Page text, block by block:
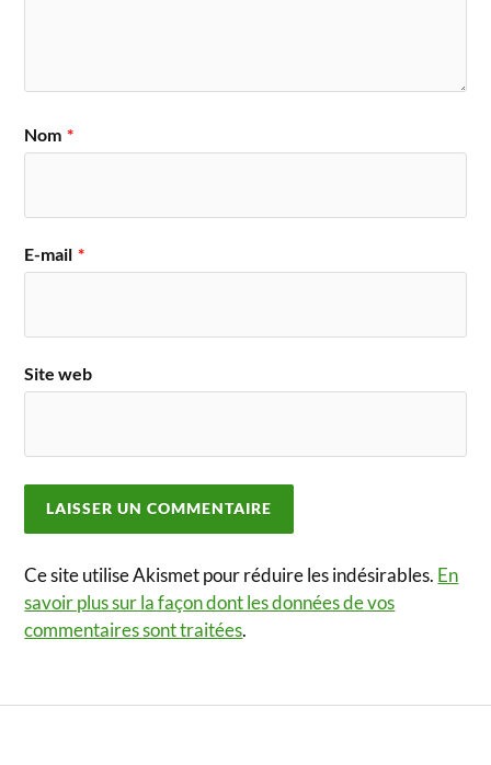
Nom *
E-mail *
Site web
Ce site utilise Akismet pour réduire les indésirables. En
savoir plus sur la façon dont les données de vos
commentaires sont traitées.